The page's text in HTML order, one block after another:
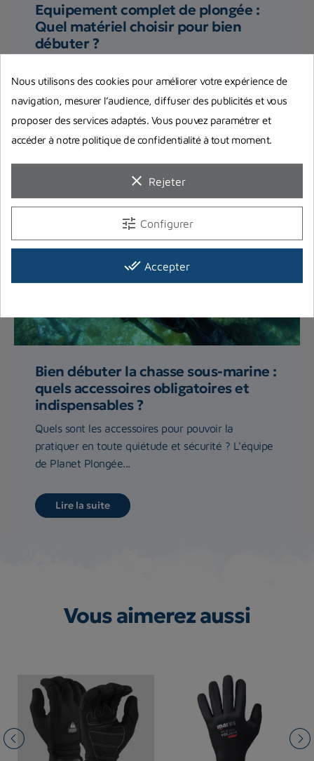
Equipement complet de plongée :
Quel matériel choisir pour bien
débuter ?
équipement complet de plongée ? On répond à
toutes vos interrogations et...
Lire la suite
Bien débuter la chasse sous-marine :
quels accessoires obligatoires et
indispensables ?
Quels sont les accessoires pour pouvoir la
pratiquer en toute quiétude et sécurité ? L'équipe
de Planet Plongée...
Lire la suite
Vous aimerez aussi
Nous utilisons des cookies pour améliorer votre expérience de
navigation, mesurer l’audience, diffuser des publicités et vous
proposer des services adaptés. Vous pouvez paramétrer et
accéder à notre politique de confidentialité à tout moment.
clear Rejeter
tune Configurer
done_all Accepter